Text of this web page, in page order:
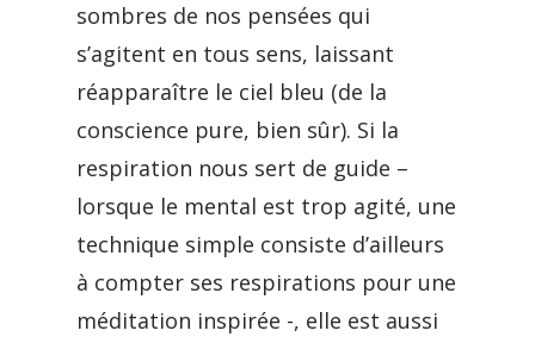
sombres de nos pensées qui
s’agitent en tous sens, laissant
réapparaître le ciel bleu (de la
conscience pure, bien sûr). Si la
respiration nous sert de guide –
lorsque le mental est trop agité, une
technique simple consiste d’ailleurs
à compter ses respirations pour une
méditation inspirée -, elle est aussi